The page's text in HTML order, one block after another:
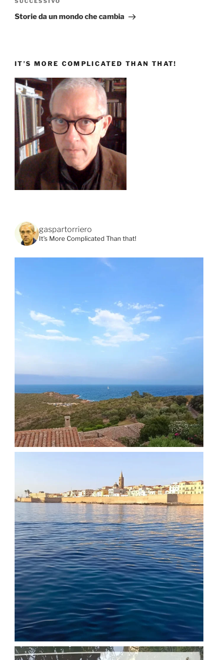
Articolo
successivo
Storie da un mondo che cambia
IT’S MORE COMPLICATED THAN THAT!
gaspartorriero
It's More Complicated Than that!